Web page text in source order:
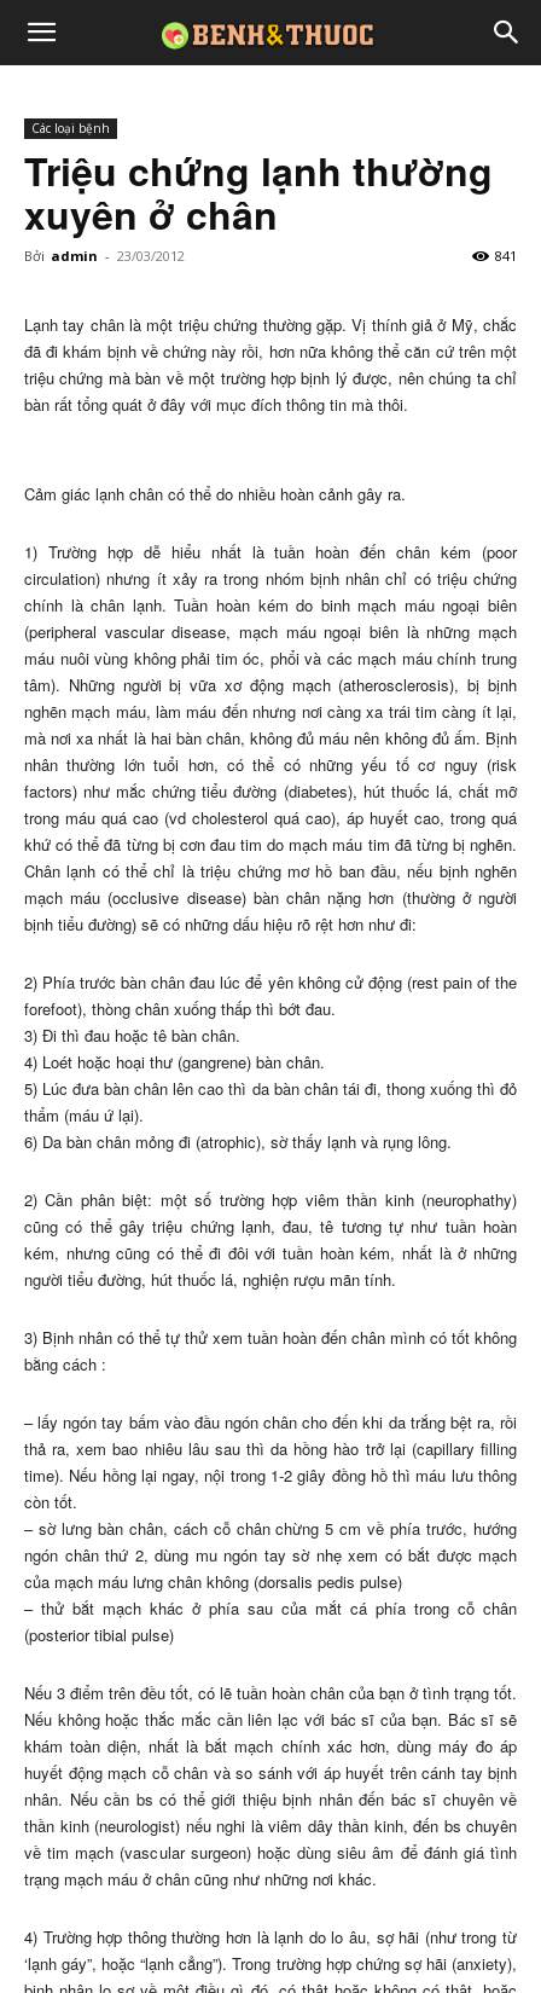
Các loại bệnh
Triệu chứng lạnh thường
xuyên ở chân
Bởi admin - 23/03/2012 841
Lạnh tay chân là một triệu chứng thường gặp. Vị thính giả ở Mỹ, chắc
đã đi khám bịnh về chứng này rồi, hơn nữa không thể căn cứ trên một
triệu chứng mà bàn về một trường hợp bịnh lý được, nên chúng ta chỉ
bàn rất tổng quát ở đây với mục đích thông tin mà thôi.
Cảm giác lạnh chân có thể do nhiều hoàn cảnh gây ra.
1) Trường hợp dễ hiểu nhất là tuần hoàn đến chân kém (poor
circulation) nhưng ít xảy ra trong nhóm bịnh nhân chỉ có triệu chứng
chính là chân lạnh. Tuần hoàn kém do binh mạch máu ngoại biên
(peripheral vascular disease, mạch máu ngoại biên là những mạch
máu nuôi vùng không phải tim óc, phổi và các mạch máu chính trung
tâm). Những người bị vữa xơ động mạch (atherosclerosis), bị bịnh
nghẽn mạch máu, làm máu đến nhưng nơi càng xa trái tim càng ít lại,
mà nơi xa nhất là hai bàn chân, không đủ máu nên không đủ ấm. Bịnh
nhân thường lớn tuổi hơn, có thể có những yếu tố cơ nguy (risk
factors) như mắc chứng tiểu đường (diabetes), hút thuốc lá, chất mỡ
trong máu quá cao (vd cholesterol quá cao), áp huyết cao, trong quá
khứ có thể đã từng bị cơn đau tim do mạch máu tim đã từng bị nghẽn.
Chân lạnh có thể chỉ là triệu chứng mơ hồ ban đầu, nếu bịnh nghẽn
mạch máu (occlusive disease) bàn chân nặng hơn (thường ở người
bịnh tiểu đường) sẽ có những dấu hiệu rõ rệt hơn như đi:
2) Phía trước bàn chân đau lúc để yên không cử động (rest pain of the
forefoot), thòng chân xuống thấp thì bớt đau.
3) Đi thì đau hoặc tê bàn chân.
4) Loét hoặc hoại thư (gangrene) bàn chân.
5) Lúc đưa bàn chân lên cao thì da bàn chân tái đi, thong xuống thì đỏ
thẩm (máu ứ lại).
6) Da bàn chân mỏng đi (atrophic), sờ thấy lạnh và rụng lông.
2) Cần phân biệt: một số trường hợp viêm thần kinh (neurophathy)
cũng có thể gây triệu chứng lạnh, đau, tê tương tự như tuần hoàn
kém, nhưng cũng có thể đi đôi với tuần hoàn kém, nhất là ở những
người tiểu đường, hút thuốc lá, nghiện rượu mãn tính.
3) Bịnh nhân có thể tự thử xem tuần hoàn đến chân mình có tốt không
bằng cách :
– lấy ngón tay bấm vào đầu ngón chân cho đến khi da trắng bệt ra, rồi
thả ra, xem bao nhiêu lâu sau thì da hồng hào trở lại (capillary filling
time). Nếu hồng lại ngay, nội trong 1-2 giây đồng hồ thì máu lưu thông
còn tốt.
– sờ lưng bàn chân, cách cỗ chân chừng 5 cm về phía trước, hướng
ngón chân thứ 2, dùng mu ngón tay sờ nhẹ xem có bắt được mạch
của mạch máu lưng chân không (dorsalis pedis pulse)
– thử bắt mạch khác ở phía sau của mắt cá phía trong cỗ chân
(posterior tibial pulse)
Nếu 3 điểm trên đều tốt, có lẽ tuần hoàn chân của bạn ở tình trạng tốt.
Nếu không hoặc thắc mắc cần liên lạc với bác sĩ của bạn. Bác sĩ sẽ
khám toàn diện, nhất là bắt mạch chính xác hơn, dùng máy đo áp
huyết động mạch cỗ chân và so sánh với áp huyết trên cánh tay bịnh
nhân. Nếu cần bs có thể giới thiệu bịnh nhân đến bác sĩ chuyên về
thần kinh (neurologist) nếu nghi là viêm dây thần kinh, đến bs chuyên
về tim mạch (vascular surgeon) hoặc dùng siêu âm để đánh giá tình
trạng mạch máu ở chân cũng như những nơi khác.
4) Trường hợp thông thường hơn là lạnh do lo âu, sợ hãi (như trong từ
‘lạnh gáy”, hoặc “lạnh cẳng”). Trong trường hợp chứng sợ hãi (anxiety),